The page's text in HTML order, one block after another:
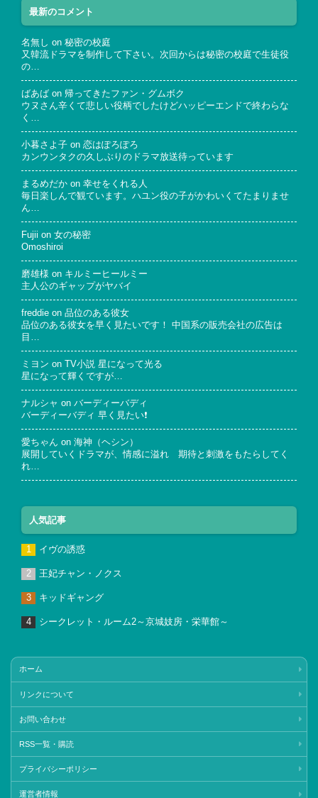
最新のコメント
名無し on 秘密の校庭
又韓流ドラマを制作して下さい。次回からは秘密の校庭で生徒役
の…
ばあば on 帰ってきたファン・グムボク
ウヌさん辛くて悲しい役柄でしたけどハッピーエンドで終わらな
く…
小暮さよ子 on 恋はぽろぽろ
カンウンタクの久しぶりのドラマ放送待っています
まるめだか on 幸せをくれる人
毎日楽しんで観ています。ハユン役の子がかわいくてたまりませ
ん…
Fujii on 女の秘密
Omoshiroi
磨雄様 on キルミーヒールミー
主人公のギャップがヤバイ
freddie on 品位のある彼女
品位のある彼女を早く見たいです！ 中国系の販売会社の広告は
目…
ミヨン on
TV小説 星になって光る
星になって輝くですが…
ナルシャ on バーディーバディ
バーディーバディ 早く見たい❗
愛ちゃん on 海神（ヘシン）
展開していくドラマが、情感に溢れ 期待と刺激をもたらしてく
れ…
人気記事
イヴの誘惑
王妃チャン・ノクス
キッドギャング
シークレット・ルーム2～京城妓房・栄華館～
ホーム
リンクについて
お問い合わせ
RSS一覧・購読
プライバシーポリシー
運営者情報